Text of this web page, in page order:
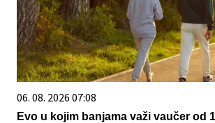
06. 08. 2026 07:08
Evo u kojim banjama važi vaučer od